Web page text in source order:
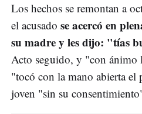
Los hechos se remontan a
el acusado se acercó en
su madre y les dijo: "tías
Acto seguido, y "con
"tocó con la mano abierta
joven "sin su